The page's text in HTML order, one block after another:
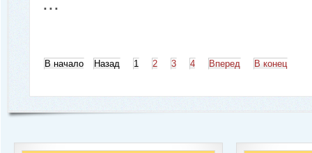
В начало Назад 1 2 3 4 Вперед В конец